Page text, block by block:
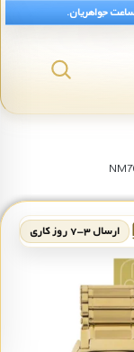
جواهریان.
ارسال ۳-۷ روز کاری